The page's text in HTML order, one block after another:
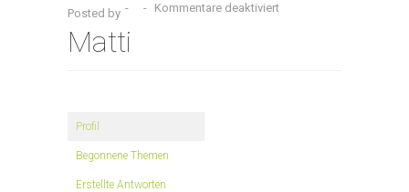
Posted by - - Kommentare deaktiviert
Matti
Profil
Begonnene Themen
Erstellte Antworten